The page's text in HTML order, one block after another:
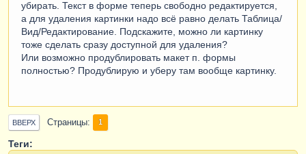
убирать. Текст в форме теперь свободно редактируется,
а для удаления картинки надо всё равно делать Таблица/
Вид/Редактирование. Подскажите, можно ли картинку
тоже сделать сразу доступной для удаления?
Или возможно продублировать макет п. формы
полностью? Продублирую и уберу там вообще картинку.
ВВЕРХ Страницы 1
Теги: